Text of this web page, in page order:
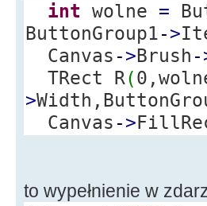
int wolne =
ButtonGroup1->
Canvas ->Brush -
TRect R(
>
Canvas ->
to wypełnienie w